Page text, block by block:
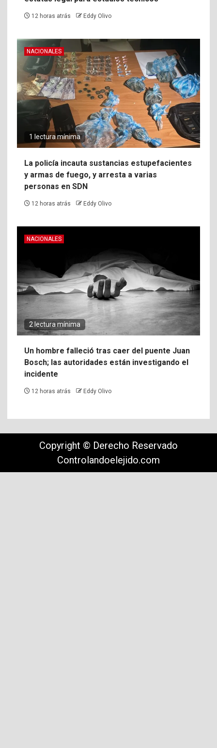
12 horas atrás Eddy Olivo
NACIONALES
1 lectura mínima
La policía incauta sustancias estupefacientes
y armas de fuego, y arresta a varias
personas en SDN
12 horas atrás Eddy Olivo
NACIONALES
2 lectura mínima
Un hombre falleció tras caer del puente Juan
Bosch; las autoridades están investigando el
incidente
12 horas atrás Eddy Olivo
Copyright © Derecho Reservado
Controlandoelejido.com